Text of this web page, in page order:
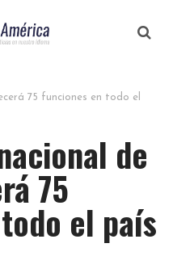
75 funciones en todo el
de
75
el país